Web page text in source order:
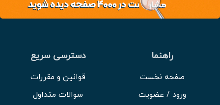
راهنما
صفحه نخست
ورود / عضویت
دسترسی سریع
قوانین و مقررات
سوالات متداول